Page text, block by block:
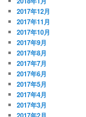
2017年12月
2017年11月
2017年10月
2017年9月
2017年8月
2017年7月
2017年6月
2017年5月
2017年4月
2017年3月
2017年2月